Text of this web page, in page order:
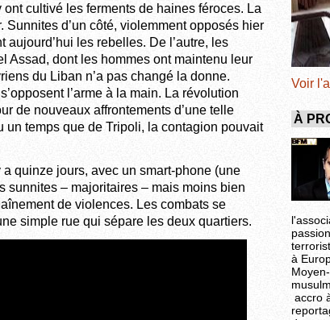
cultivé les ferments de haines féroces. La
d’un côté, violemment opposés hier
les rebelles. De l’autre, les
Assad, dont les hommes ont maintenu leur
du Liban n’a pas changé la donne.
l’arme à la main. La révolution
de nouveaux affrontements d’une telle
un temps que de Tripoli, la contagion pouvait
quinze jours, avec un smart-phone (une
sunnites – majoritaires – mais moins bien
de violences. Les combats se
simple rue qui sépare les deux quartiers.
Voir
À
à
accro